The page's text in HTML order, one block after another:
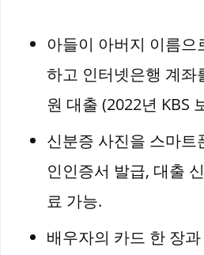
아들이 아버지 이름으
하고 인터넷은행 계좌
원 대출 (2022년 KBS
신분증 사진을 스마트
인인증서 발급, 대출
료 가능.
배우자의 카드 한 장